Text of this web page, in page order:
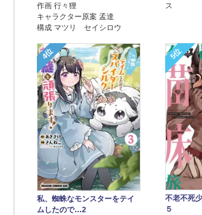
作画 行々狸
キャラクター原案 孟達
構成 マツリ セイシロウ
ス
4位
私、蜘蛛なモンスターをテイ
ムしたので…2
5位
不老不死
５